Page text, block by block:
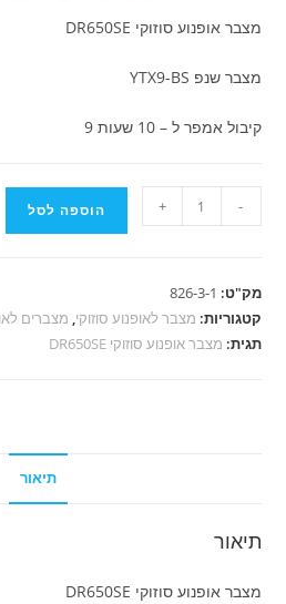
מצבר אופנוע סוזוקי DR650SE
מצבר שנפ YTX9-BS
קיבול אמפר ל – 10 שעות 9
של
סוזוקי
DR650SE
-
+ הוספה לסל
מק"ט: 826-3-1
קטגוריות: מצבר לאופנוע סוזוקי, מצברים
תגית: מצבר אופנוע סוזוקי DR650SE
תיאור
תיאור
מצבר אופנוע סוזוקי DR650SE